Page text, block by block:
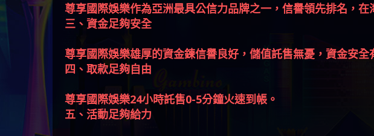
尊享國際娛樂作為亞洲最具公信力品牌之一，信譽領先排名，在
三、資金足夠安全
尊享國際娛樂雄厚的資金鍊信譽良好，儲值託售無憂，資金安全
四、取款足夠自由
尊享國際娛樂24小時託售0-5分鐘火速到帳。
五、活動足夠給力